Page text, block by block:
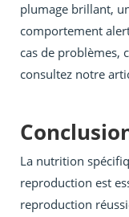
plumage brillant,
comportement
cas de problèmes,
consultez notre
La nutrition
reproduction est
reproduction